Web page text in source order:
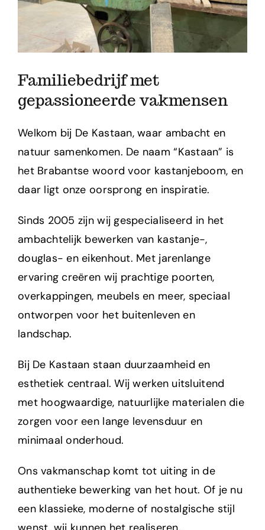
Familiebedrijf met
gepassioneerde vakmensen
Welkom bij De Kastaan, waar ambacht en
natuur samenkomen. De naam “Kastaan” is
het Brabantse woord voor kastanjeboom, en
daar ligt onze oorsprong en inspiratie.
Sinds 2005 zijn wij gespecialiseerd in het
ambachtelijk bewerken van kastanje-,
douglas- en eikenhout. Met jarenlange
ervaring creëren wij prachtige poorten,
overkappingen, meubels en meer, speciaal
ontworpen voor het buitenleven en
landschap.
Bij De Kastaan staan duurzaamheid en
esthetiek centraal. Wij werken uitsluitend
met hoogwaardige, natuurlijke materialen die
zorgen voor een lange levensduur en
minimaal onderhoud.
Ons vakmanschap komt tot uiting in de
authentieke bewerking van het hout. Of je nu
een klassieke, moderne of nostalgische stijl